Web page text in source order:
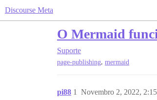
Discourse Meta
O Mermaid
Suporte
page-publishing, mermaid
pi88 Novembro 2, 2022,
1